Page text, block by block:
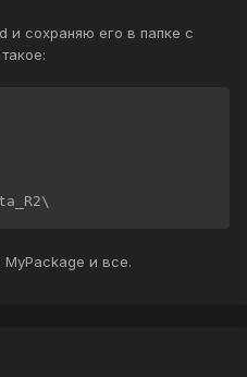
и сохраняю его в папке с
MyPackage и все.